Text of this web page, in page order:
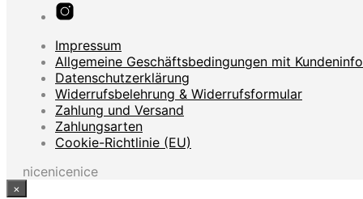
Impressum
Allgemeine Geschäftsbedingungen mit
Datenschutzerklärung
Widerrufsbelehrung & Widerrufsformular
Zahlung und Versand
Zahlungsarten
Cookie-Richtlinie (EU)
nicenicenice
×